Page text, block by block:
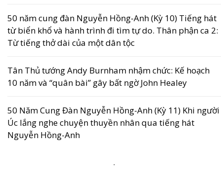
50 năm cung đàn Nguyễn Hồng-Anh (Kỳ 10) Tiếng hát
từ biển khổ và hành trình đi tìm tự do. Thân phận ca 2:
Từ tiếng thở dài của một dân tộc
Tân Thủ tướng Andy Burnham nhậm chức: Kế hoạch
10 năm và “quân bài” gây bất ngờ John Healey
50 Năm Cung Đàn Nguyễn Hồng-Anh (Kỳ 11) Khi người
Úc lắng nghe chuyện thuyền nhân qua tiếng hát
Nguyễn Hồng-Anh
.